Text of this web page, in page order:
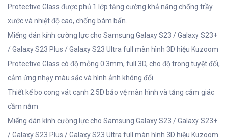
Protective Glass được phủ 1 lớp tăng cường khả năng chống trầy
xước và nhiệt độ cao, chống bám bẩn.
Miếng dán kính cường lực cho Samsung Galaxy S23 / Galaxy S23+
/ Galaxy S23 Plus / Galaxy S23 Ultra full màn hình 3D hiệu Kuzoom
Protective Glass có độ mỏng 0.3mm, full 3D, cho độ trong tuyệt đối,
cảm ứng nhạy màu sắc và hình ảnh không đổi.
Thiết kế bo cong vát cạnh 2.5D bảo vệ màn hình và tăng cảm giác
cầm nắm
Miếng dán kính cường lực cho Samsung Galaxy S23 / Galaxy S23+
/ Galaxy S23 Plus / Galaxy S23 Ultra full màn hình 3D hiệu Kuzoom